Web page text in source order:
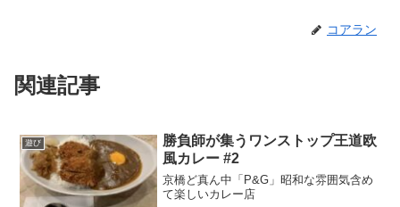
コアラン
関連記事
遊び
勝負師が集うワンストップ王道欧
風カレー #2
京橋ど真ん中「P&G」昭和な雰囲気含め
て楽しいカレー店